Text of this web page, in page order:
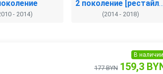
- 2014)
2 поколение [рестайлинг]
(2014 - 2018)
В наличии
177 BYN 159,3